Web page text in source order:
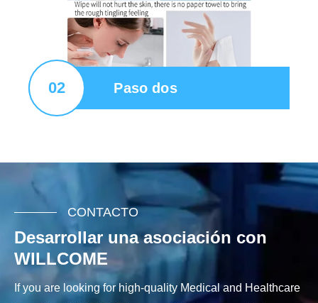
02 Paso dos
CONTACTO
Desarrollar una asociación con
WILLCOME
If you are looking for high-quality Medical and Healthcare